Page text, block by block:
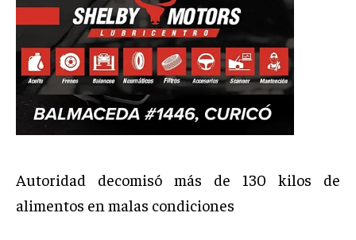
Autoridad decomisó más de 130 kilos de
alimentos en malas condiciones